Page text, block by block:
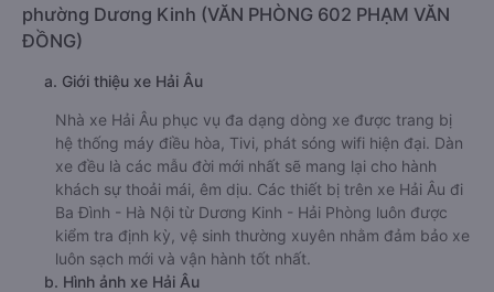
phường Dương Kinh (VĂN PHÒNG 602 PHẠM VĂN
ĐỒNG)
a. Giới thiệu xe Hải Âu
Nhà xe Hải Âu phục vụ đa dạng dòng xe được trang bị
hệ thống máy điều hòa, Tivi, phát sóng wifi hiện đại. Dàn
xe đều là các mẫu đời mới nhất sẽ mang lại cho hành
khách sự thoải mái, êm dịu. Các thiết bị trên xe Hải Âu đi
Ba Đình - Hà Nội từ Dương Kinh - Hải Phòng luôn được
kiểm tra định kỳ, vệ sinh thường xuyên nhằm đảm bảo xe
luôn sạch mới và vận hành tốt nhất.
b. Hình ảnh xe Hải Âu